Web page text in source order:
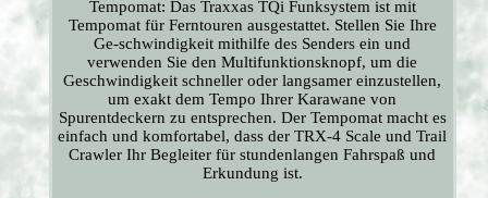
Tempomat: Das Traxxas TQi Funksystem ist mit
Tempomat für Ferntouren ausgestattet. Stellen Sie Ihre
Ge-schwindigkeit mithilfe des Senders ein und
verwenden Sie den Multifunktionsknopf, um die
Geschwindigkeit schneller oder langsamer einzustellen,
um exakt dem Tempo Ihrer Karawane von
Spurentdeckern zu entsprechen. Der Tempomat macht es
einfach und komfortabel, dass der TRX-4 Scale und Trail
Crawler Ihr Begleiter für stundenlangen Fahrspaß und
Erkundung ist.